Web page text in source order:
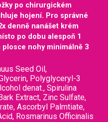
po chirurgickém
hojení. Pro správné
denně nanášet krém
po dobu alespoň 1
plosce nohy minimálně 3
Seed Oil,
Polyglyceryl-3
denat., Spirulina
Extract, Zinc Sulfate,
Ascorbyl Palmtiate,
Rosmarinus Officinalis